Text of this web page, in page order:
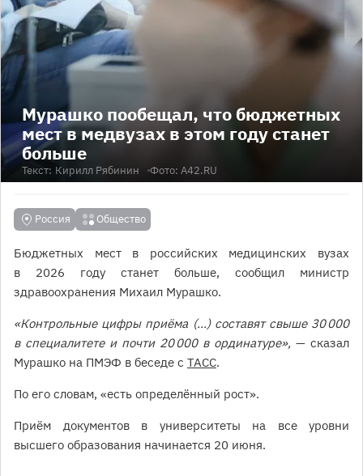
Мурашко пообещал, что бюджетных
мест в медвузах в этом году станет
больше
Текст: Кирилл Рябинин Фото: А42.RU
Россия Общество
Бюджетных мест в российских медицинских вузах
в 2026 году станет больше, сообщил министр
здравоохранения Михаил Мурашко.
«Контрольные цифры приёма (…) составят свыше 30 000
в специалитете и почти 20 000 в ординатуре», — сказал
Мурашко на ПМЭФ в беседе с ТАСС.
По его словам, «есть определённый рост».
Приём документов в университеты на все уровни
высшего образования начинается 20 июня.